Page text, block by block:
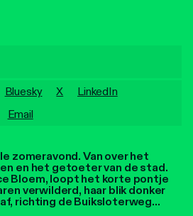
zomeravond. Van over het
en het getoeter van de stad.
Bloem, loopt het korte pontje
verwilderd, haar blik donker
richting de Buiksloterweg...
Bluesky X
LinkedIn
Email